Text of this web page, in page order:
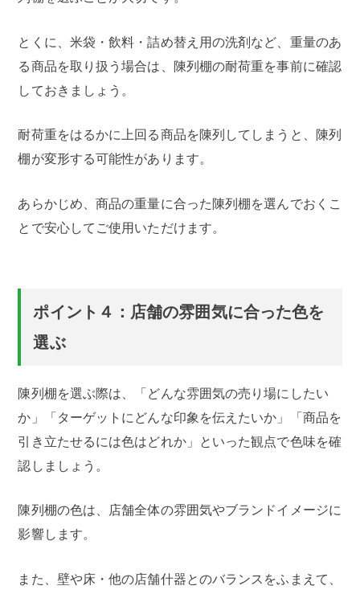
とくに、米袋・飲料・詰め替え用の洗剤など、重量のあ
る商品を取り扱う場合は、陳列棚の耐荷重を事前に確認
しておきましょう。
耐荷重をはるかに上回る商品を陳列してしまうと、陳列
棚が変形する可能性があります。
あらかじめ、商品の重量に合った陳列棚を選んでおくこ
とで安心してご使用いただけます。
ポイント４：店舗の雰囲気に合った色を
選ぶ
陳列棚を選ぶ際は、「どんな雰囲気の売り場にしたい
か」「ターゲットにどんな印象を伝えたいか」「商品を
引き立たせるには色はどれか」といった観点で色味を確
認しましょう。
陳列棚の色は、店舗全体の雰囲気やブランドイメージに
影響します。
また、壁や床・他の店舗什器とのバランスをふまえて、